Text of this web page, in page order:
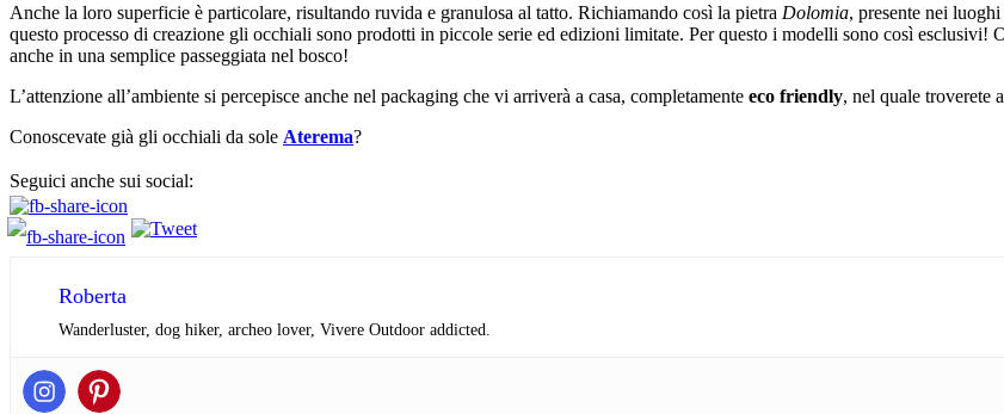
Anche la loro superficie è particolare, risultando ruvida e granulosa al tatto. Richiamando così la pietra Dolomia, presente nei
questo processo di creazione gli occhiali sono prodotti in piccole serie ed edizioni limitate. Per questo i modelli sono così
anche in una semplice passeggiata nel bosco!
L’attenzione all’ambiente si percepisce anche nel packaging che vi arriverà a casa, completamente eco friendly, nel quale troverete
Conoscevate già gli occhiali da sole Aterema?
Seguici anche sui social:
Roberta
Wanderluster, dog hiker, archeo lover, Vivere Outdoor addicted.